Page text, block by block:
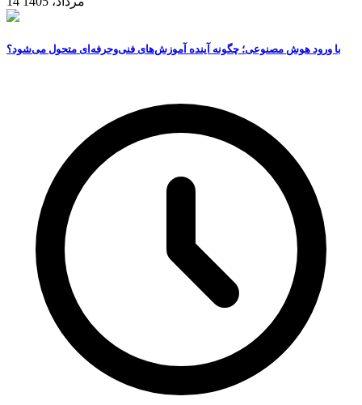
با ورود هوش مصنوعی؛ چگونه آینده آموزش‌های فنی‌وحرفه‌ای متحول می‌شود؟